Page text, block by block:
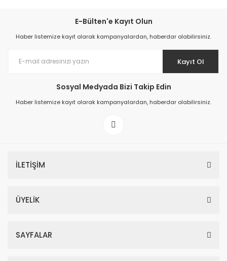
E-Bülten'e Kayıt Olun
Haber listemize kayıt olarak kampanyalardan, haberdar olabilirsiniz.
Kayıt Ol
Sosyal Medyada Bizi Takip Edin
Haber listemize kayıt olarak kampanyalardan, haberdar olabilirsiniz.
İLETİŞİM
ÜYELİK
SAYFALAR